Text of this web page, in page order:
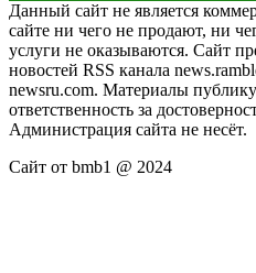
Данный сайт не является
сайте ни чего не продают, ни
услуги не оказываются. Сайт
новостей RSS канала
newsru.com. Материалы
ответственность за
Администрация сайта не несёт.
Сайт от bmb1 @ 2024